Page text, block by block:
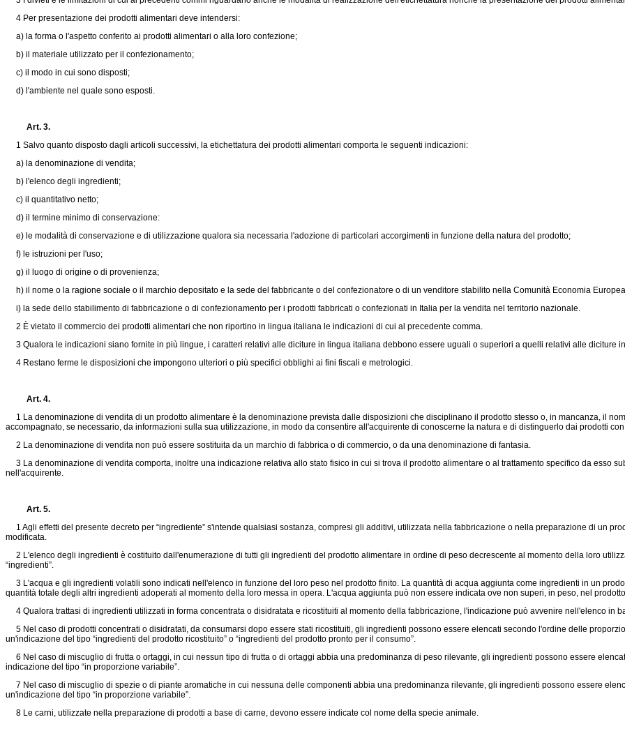
4 Per presentazione dei prodotti alimentari deve intendersi:
a) la forma o l'aspetto conferito ai prodotti alimentari o alla loro confezione;
b) il materiale utilizzato per il confezionamento;
c) il modo in cui sono disposti;
d) l'ambiente nel quale sono esposti.
Art. 3.
1 Salvo quanto disposto dagli articoli successivi, la etichettatura dei prodotti alimentari comporta le seguenti indicazioni:
a) la denominazione di vendita;
b) l'elenco degli ingredienti;
c) il quantitativo netto;
d) il termine minimo di conservazione:
e) le modalità di conservazione e di utilizzazione qualora sia necessaria l'adozione di particolari accorgimenti in funzione della natura del prodotto;
f) le istruzioni per l'uso;
g) il luogo di origine o di provenienza;
h) il nome o la ragione sociale o il marchio depositato e la sede del fabbricante o del confezionatore o di un venditore stabilito nella Comunità Economia
i) la sede dello stabilimento di fabbricazione o di confezionamento per i prodotti fabbricati o confezionati in Italia per la vendita nel territorio nazionale.
2 È vietato il commercio dei prodotti alimentari che non riportino in lingua italiana le indicazioni di cui al precedente comma.
3 Qualora le indicazioni siano fornite in più lingue, i caratteri relativi alle diciture in lingua italiana debbono essere uguali o superiori a quelli relativi alle diciture
4 Restano ferme le disposizioni che impongono ulteriori o più specifici obblighi ai fini fiscali e metrologici.
Art. 4.
1 La denominazione di vendita di un prodotto alimentare è la denominazione prevista dalle disposizioni che disciplinano il prodotto stesso o, in mancanza, il
accompagnato, se necessario, da informazioni sulla sua utilizzazione, in modo da consentire all'acquirente di conoscerne la natura e di distinguerlo dai prodotti
2 La denominazione di vendita non può essere sostituita da un marchio di fabbrica o di commercio, o da una denominazione di fantasia.
3 La denominazione di vendita comporta, inoltre una indicazione relativa allo stato fisico in cui si trova il prodotto alimentare o al trattamento specifico da esso
nell'acquirente.
Art. 5.
1 Agli effetti del presente decreto per “ingrediente” s'intende qualsiasi sostanza, compresi gli additivi, utilizzata nella fabbricazione o nella preparazione di un
modificata.
2 L'elenco degli ingredienti è costituito dall'enumerazione di tutti gli ingredienti del prodotto alimentare in ordine di peso decrescente al momento della loro
“ingredienti”.
3 L'acqua e gli ingredienti volatili sono indicati nell'elenco in funzione del loro peso nel prodotto finito. La quantità di acqua aggiunta come ingredienti in un
quantità totale degli altri ingredienti adoperati al momento della loro messa in opera. L'acqua aggiunta può non essere indicata ove non superi, in peso, nel
4 Qualora trattasi di ingredienti utilizzati in forma concentrata o disidratata e ricostituiti al momento della fabbricazione, l'indicazione può avvenire nell'elenco in
5 Nel caso di prodotti concentrati o disidratati, da consumarsi dopo essere stati ricostituiti, gli ingredienti possono essere elencati secondo l'ordine delle
un'indicazione del tipo “ingredienti del prodotto ricostituito” o “ingredienti del prodotto pronto per il consumo”.
6 Nel caso di miscuglio di frutta o ortaggi, in cui nessun tipo di frutta o di ortaggi abbia una predominanza di peso rilevante, gli ingredienti possono essere
indicazione del tipo “in proporzione variabile”.
7 Nel caso di miscuglio di spezie o di piante aromatiche in cui nessuna delle componenti abbia una predominanza rilevante, gli ingredienti possono essere
un'indicazione del tipo “in proporzione variabile”.
8 Le carni, utilizzate nella preparazione di prodotti a base di carne, devono essere indicate col nome della specie animale.